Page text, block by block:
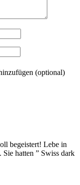
(optional)
begeistert! Lebe in
hatten ” Swiss dark